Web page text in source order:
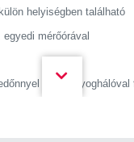
helyiségben található
mérőórával
és szúnyoghálóval